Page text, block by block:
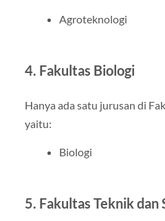
Agroteknologi
4. Fakultas Biologi
Hanya ada satu jurusan di
yaitu:
Biologi
5. Fakultas Teknik dan